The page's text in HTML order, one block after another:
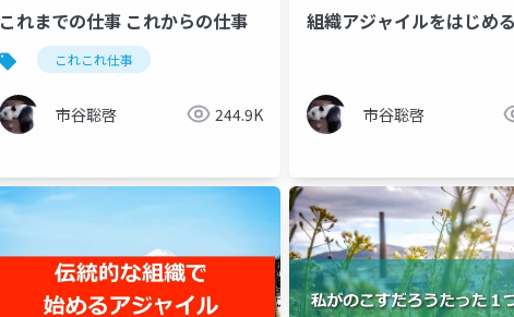
これまでの仕事 これからの仕事
これこれ仕事
市谷聡啓 244.9K
組織アジャイルをはじめる
市谷聡啓